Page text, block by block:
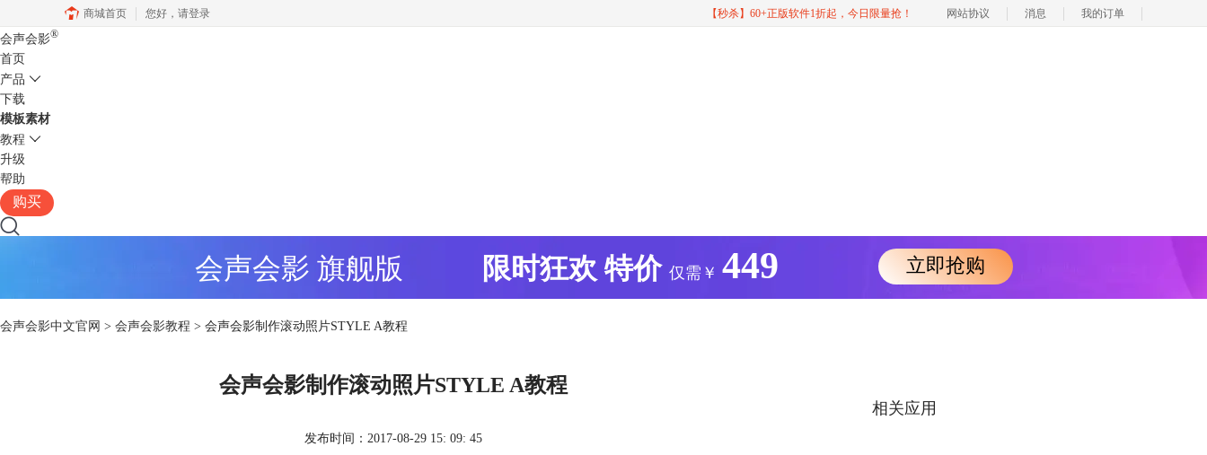
商城首页 您好， 请登录 【秒杀】60+正版软件1折起，今日限量抢！ 网站协议 消息 我的订单
会声会影®
首页
产品
下载
模板素材
教程
升级
帮助
购买
会声会影 旗舰版 限时狂欢 特价 仅需￥ 449 立即抢购
会声会影中文官网 > 会声会影教程 > 会声会影制作滚动照片STYLE A教程
会声会影制作滚动照片STYLE A教程
发布时间：2017-08-29 15: 09: 45
相关应用